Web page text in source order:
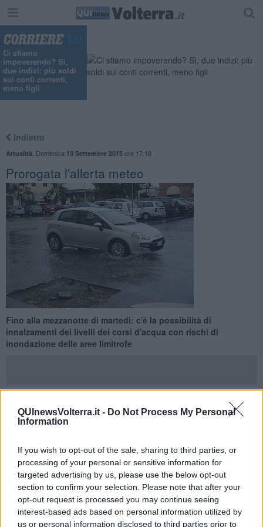
QUInewsVolterra.it - Do Not Process My Personal
Information
If you wish to opt-out of the sale, sharing to third parties, or
processing of your personal or sensitive information for
targeted advertising by us, please use the below opt-out
section to confirm your selection. Please note that after your
opt-out request is processed you may continue seeing
interest-based ads based on personal information utilized by
us or personal information disclosed to third parties prior to
Ci stiamo
impoverendo? Sì,
due indizi: più soldi
sui conti correnti,
meno figli
Indietro
Attualità Domenica 13 Settembre 2015ore 17:18
Prorogata l'allerta meteo
Fino alla mezzanotte di martedì: c'è la possibilità di
innalzamenti dei livelli dei corsi d'acqua con rischi di
inondazione delle aree limitrofe
FIRENZE —Ancora allerta in Toscana per il maltempo. La Soup,
di oggi domenica 13 settembre alla mezzanotte di domani,
martedì 15 settembre.
Per i temporali, alle province già interessate dall'avviso precedente,
si aggiunge anche parte della provincia di Arezzo con un'allerta
giallo. Le province interessate sono dunque Arezzo, Firenze,
Grosseto, Livorno, Lucca, Massa-Carrara, Pisa, Pistoia, Prato, e